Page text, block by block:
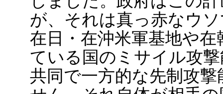
が、それは真っ赤なウ
在日・在沖米軍基地や
ている国のミサイル攻
共同で一方的な先制攻